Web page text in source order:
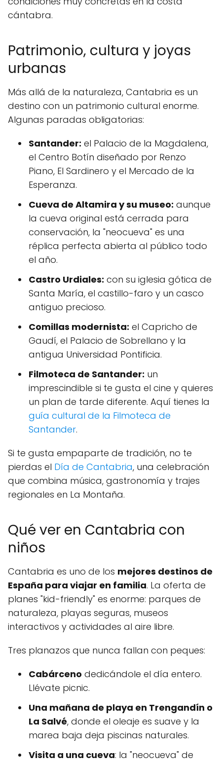
cántabra.
Patrimonio, cultura y joyas
urbanas
Más allá de la naturaleza, Cantabria es un
destino con un patrimonio cultural enorme.
Algunas paradas obligatorias:
Santander: el Palacio de la Magdalena,
el Centro Botín diseñado por Renzo
Piano, El Sardinero y el Mercado de la
Esperanza.
Cueva de Altamira y su museo: aunque
la cueva original está cerrada para
conservación, la "neocueva" es una
réplica perfecta abierta al público todo
el año.
Castro Urdiales: con su iglesia gótica de
Santa María, el castillo-faro y un casco
antiguo precioso.
Comillas modernista: el Capricho de
Gaudí, el Palacio de Sobrellano y la
antigua Universidad Pontificia.
Filmoteca de Santander: un
imprescindible si te gusta el cine y quieres
un plan de tarde diferente. Aquí tienes la
guía cultural de la Filmoteca de
Santander.
Si te gusta empaparte de tradición, no te
pierdas el Día de Cantabria, una celebración
que combina música, gastronomía y trajes
regionales en La Montaña.
Qué ver en Cantabria con
niños
Cantabria es uno de los mejores destinos de
España para viajar en familia. La oferta de
planes "kid-friendly" es enorme: parques de
naturaleza, playas seguras, museos
interactivos y actividades al aire libre.
Tres planazos que nunca fallan con peques:
Cabárceno dedicándole el día entero.
Llévate picnic.
Una mañana de playa en Trengandín o
La Salvé, donde el oleaje es suave y la
marea baja deja piscinas naturales.
Visita a una cueva: la "neocueva" de